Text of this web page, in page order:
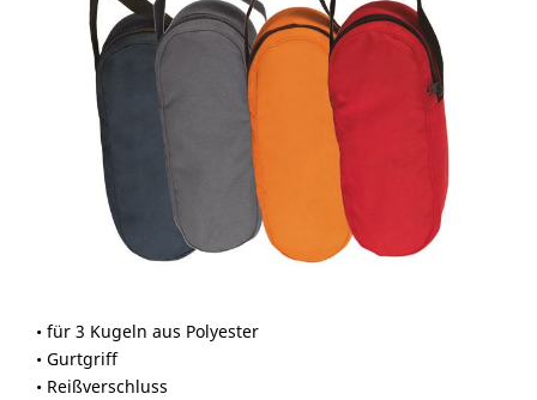
• für 3 Kugeln aus Polyester
• Gurtgriff
• Reißverschluss